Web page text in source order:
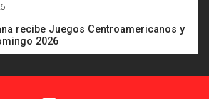
recibe Juegos Centroamericanos y
2026